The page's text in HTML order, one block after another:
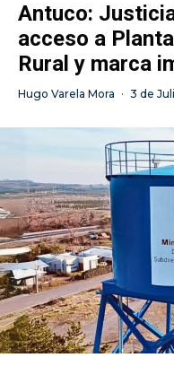
Antuco:
acceso a
Rural y marca
Hugo Varela Mora · 3 de